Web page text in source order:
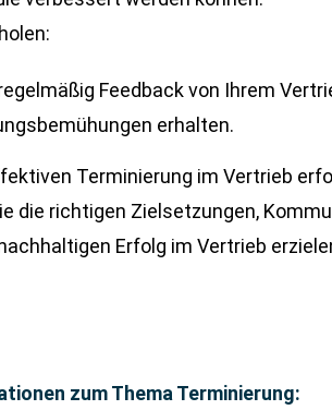
Feedback von Ihrem
erhalten.
Terminierung im Vertrieb
die richtigen Zielsetzungen,
Erfolg im Vertrieb
zum Thema Terminierung: